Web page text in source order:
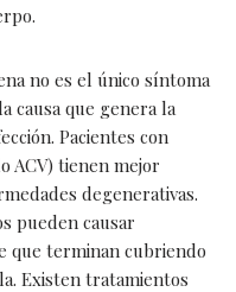
no es el único síntoma
causa que genera la
Pacientes con
ACV) tienen mejor
degenerativas.
pueden causar
que terminan cubriendo
Existen tratamientos